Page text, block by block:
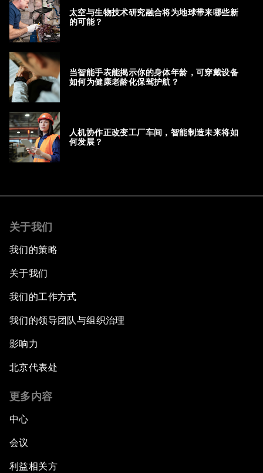
太空与生物技术研究融合将为地球带来哪些新
的可能？
当智能手表能揭示你的身体年龄，可穿戴设备
如何为健康老龄化保驾护航？
人机协作正改变工厂车间，智能制造未来将如
何发展？
关于我们
我们的策略
关于我们
我们的工作方式
我们的领导团队与组织治理
影响力
北京代表处
更多内容
中心
会议
利益相关方